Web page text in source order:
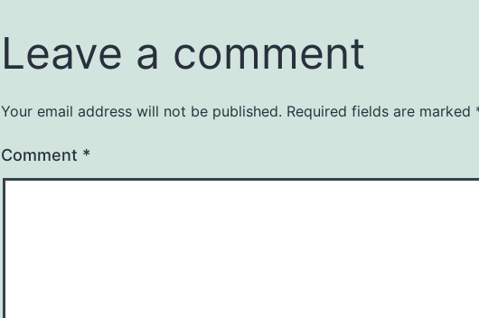
Leave a comment
Your email address will not be published. Required fields are marked
Comment *